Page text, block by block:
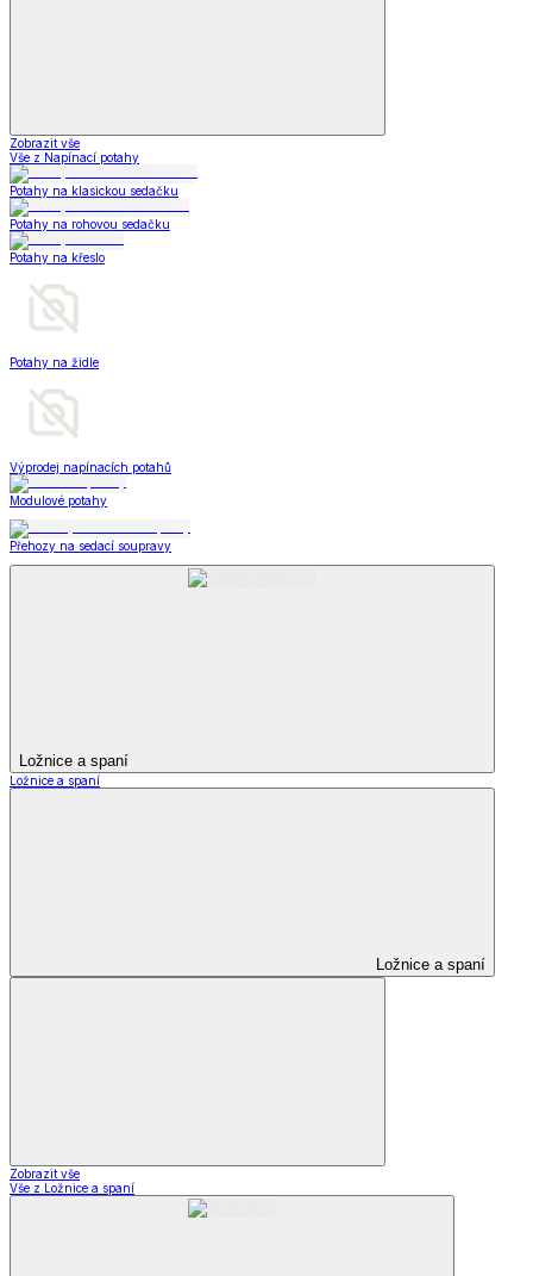
Zobrazit vše
Vše z Napínací potahy
Potahy na klasickou sedačku
Potahy na rohovou sedačku
Potahy na křeslo
Potahy na židle
Výprodej napínacích potahů
Modulové potahy
Přehozy na sedací soupravy
Ložnice a spaní
Ložnice a spaní
Ložnice a spaní
Zobrazit vše
Vše z Ložnice a spaní